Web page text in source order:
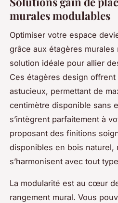
murales modulables
Optimiser votre espace
grâce aux étagères murales
solution idéale pour allier
Ces étagères design
astucieux, permettant de
centimètre disponible sans
s’intègrent parfaitement à
proposant des finitions
disponibles en bois naturel,
s’harmonisent avec tout
La modularité est au cœur
rangement mural. Vous